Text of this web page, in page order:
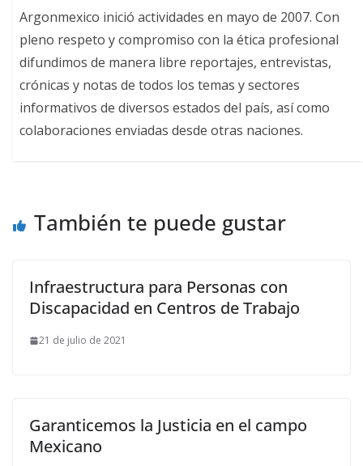
Argonmexico inició actividades en mayo de 2007. Con
pleno respeto y compromiso con la ética profesional
difundimos de manera libre reportajes, entrevistas,
crónicas y notas de todos los temas y sectores
informativos de diversos estados del país, así como
colaboraciones enviadas desde otras naciones.
También te puede gustar
Infraestructura para Personas con
Discapacidad en Centros de Trabajo
21 de julio de 2021
Garanticemos la Justicia en el campo
Mexicano